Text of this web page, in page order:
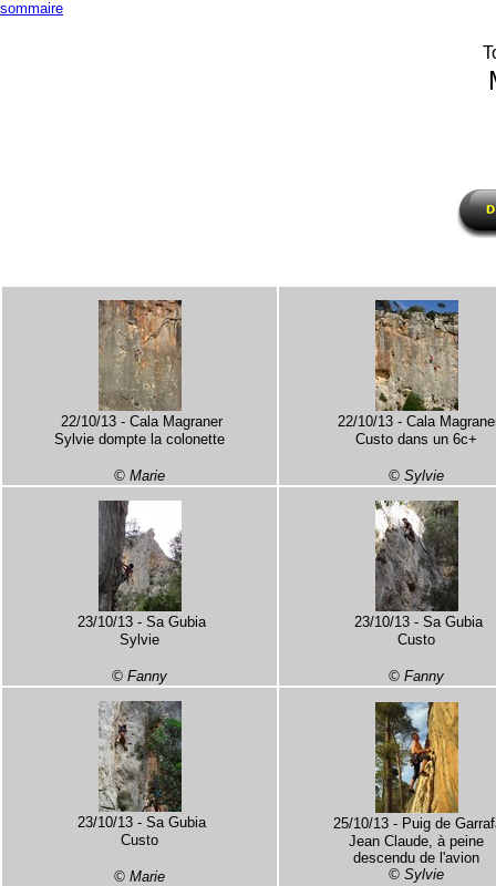
sommaire
22/10/13 - Cala Magraner
Sylvie dompte la colonette
© Marie
22/10/13 - Cala
Custo dans un 6c+
© Sylvie
23/10/13 - Sa Gubia
Sylvie
© Fanny
23/10/13 - Sa Gubia
Custo
© Fanny
23/10/13 - Sa Gubia
Custo
© Marie
25/10/13 - Puig de
Jean Claude, à peine
descendu de l'avion
© Sylvie